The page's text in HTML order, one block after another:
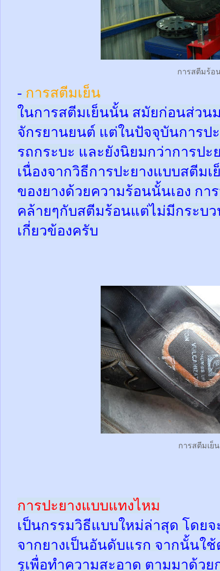
การสตีมร้อ
- การสตีมเย็น
ในการสตีมเย็นนั้น สมัยก่อนส่วน
จักรยานยนต์ แต่ในปัจจุบันการป
รถกระบะ และยังนิยมกว่าการป
เนื่องจากวิธีการปะยางแบบสตีม
ของยางด้วยความร้อนนั้นเอง กา
คล้ายๆกับสตีมร้อนแต่ไม่มีกระบ
เกี่ยวข้องครับ
การสตีมเย็น
การปะยางแบบแทงไหม
เป็นกรรมวิธีแบบใหม่ล่าสุด โดย
จากยางเป็นอันดับแรก จากนั้นใ
รูเพื่อทำความสะอาด ตามมาด้วย